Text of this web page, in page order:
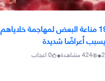
يدفع كوفيد-19 مناعة البعض لمهاجمة خلاياهم
يسبب أعراضًا شديدة
•
424مشاهدة•
0اعجاب